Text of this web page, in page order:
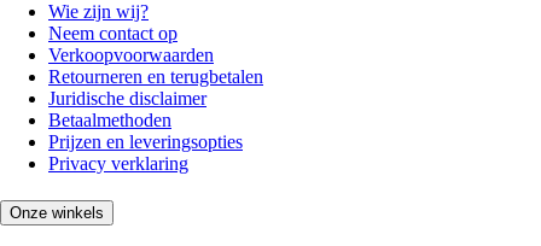
Wie zijn wij?
Neem contact op
Verkoopvoorwaarden
Retourneren en terugbetalen
Juridische disclaimer
Betaalmethoden
Prijzen en leveringsopties
Privacy verklaring
Onze winkels